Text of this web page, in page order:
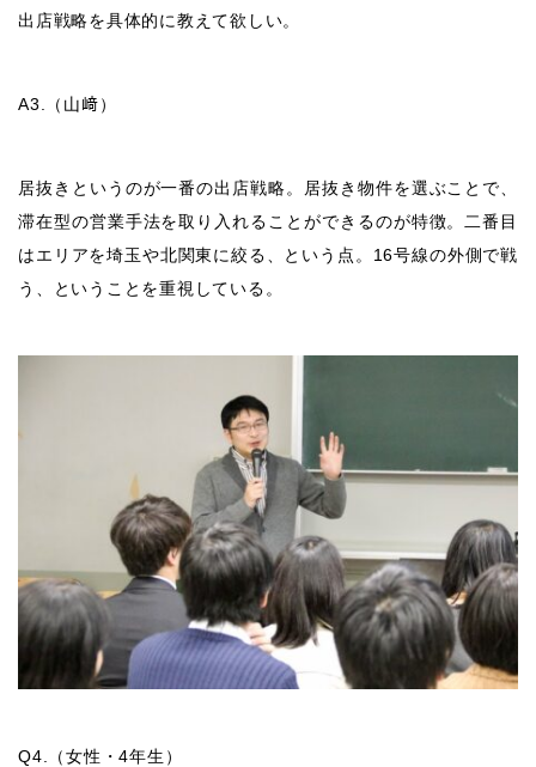
出店戦略を具体的に教えて欲しい。
A3. （山﨑）
居抜きというのが一番の出店戦略。居抜き物件を選ぶことで、
滞在型の営業手法を取り入れることができるのが特徴。二番目
はエリアを埼玉や北関東に絞る、という点。 16号線の外側で戦
う、ということを重視している。
Q4. （女性・4年生）